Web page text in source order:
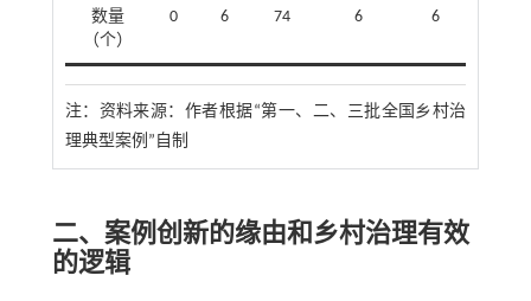
数量
（个）
0 6 74 6 6
注： 资料来源：作者根据“第一、二、三批全国乡村治
理典型案例”自制
二、案例创新的缘由和乡村治理有效
的逻辑